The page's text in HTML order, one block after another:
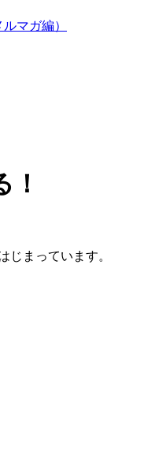
マガ編）
じまっています。